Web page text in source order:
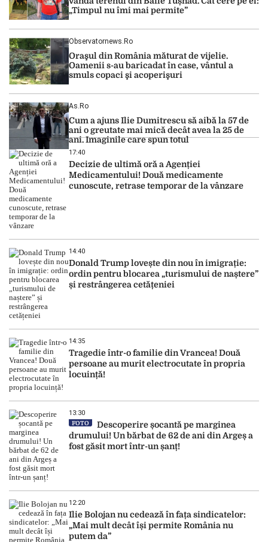
„Timpul nu îmi mai permite”
Observatornews.ro
Oraşul din România măturat de vijelie.
Oamenii s-au baricadat în case, vântul a
smuls copaci şi acoperişuri
As.ro
Cum a ajuns Ilie Dumitrescu să aibă la 57 de
ani o greutate mai mică decât avea la 25 de
ani. Imaginile care spun totul
17:40
Decizie de ultimă oră a Agenției
Medicamentului! Două medicamente
cunoscute, retrase temporar de la vânzare
14:40
Donald Trump lovește din nou în imigrație:
ordin pentru blocarea „turismului de naștere”
și restrângerea cetățeniei
14:35
Tragedie într-o familie din Vrancea! Două
persoane au murit electrocutate în propria
locuință!
13:30
FOTO
Descoperire șocantă pe marginea
drumului! Un bărbat de 62 de ani din Argeș a
fost găsit mort într-un șanț!
12:20
Ilie Bolojan nu cedează în fața sindicatelor:
„Mai mult decât își permite România nu
putem da”